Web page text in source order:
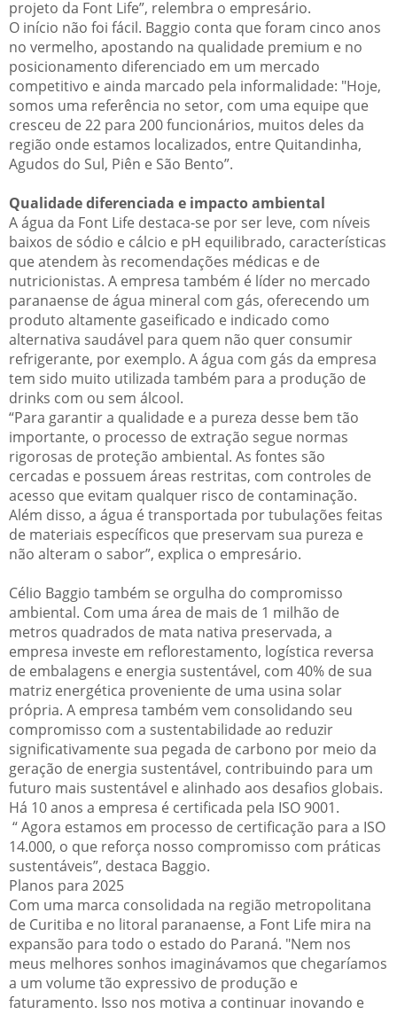
projeto da Font Life”, relembra o empresário.
O início não foi fácil. Baggio conta que foram cinco anos
no vermelho, apostando na qualidade premium e no
posicionamento diferenciado em um mercado
competitivo e ainda marcado pela informalidade: "Hoje,
somos uma referência no setor, com uma equipe que
cresceu de 22 para 200 funcionários, muitos deles da
região onde estamos localizados, entre Quitandinha,
Agudos do Sul, Piên e São Bento”.
Qualidade diferenciada e impacto ambiental
A água da Font Life destaca-se por ser leve, com níveis
baixos de sódio e cálcio e pH equilibrado, características
que atendem às recomendações médicas e de
nutricionistas. A empresa também é líder no mercado
paranaense de água mineral com gás, oferecendo um
produto altamente gaseificado e indicado como
alternativa saudável para quem não quer consumir
refrigerante, por exemplo. A água com gás da empresa
tem sido muito utilizada também para a produção de
drinks com ou sem álcool.
“Para garantir a qualidade e a pureza desse bem tão
importante, o processo de extração segue normas
rigorosas de proteção ambiental. As fontes são
cercadas e possuem áreas restritas, com controles de
acesso que evitam qualquer risco de contaminação.
Além disso, a água é transportada por tubulações feitas
de materiais específicos que preservam sua pureza e
não alteram o sabor”, explica o empresário.
Célio Baggio também se orgulha do compromisso
ambiental. Com uma área de mais de 1 milhão de
metros quadrados de mata nativa preservada, a
empresa investe em reflorestamento, logística reversa
de embalagens e energia sustentável, com 40% de sua
matriz energética proveniente de uma usina solar
própria. A empresa também vem consolidando seu
compromisso com a sustentabilidade ao reduzir
significativamente sua pegada de carbono por meio da
geração de energia sustentável, contribuindo para um
futuro mais sustentável e alinhado aos desafios globais.
Há 10 anos a empresa é certificada pela ISO 9001.
“ Agora estamos em processo de certificação para a ISO
14.000, o que reforça nosso compromisso com práticas
sustentáveis”, destaca Baggio.
Planos para 2025
Com uma marca consolidada na região metropolitana
de Curitiba e no litoral paranaense, a Font Life mira na
expansão para todo o estado do Paraná. "Nem nos
meus melhores sonhos imaginávamos que chegaríamos
a um volume tão expressivo de produção e
faturamento. Isso nos motiva a continuar inovando e